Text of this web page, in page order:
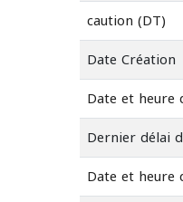
caution (DT)
Date Création
Date et heure
Dernier délai
Date et heure